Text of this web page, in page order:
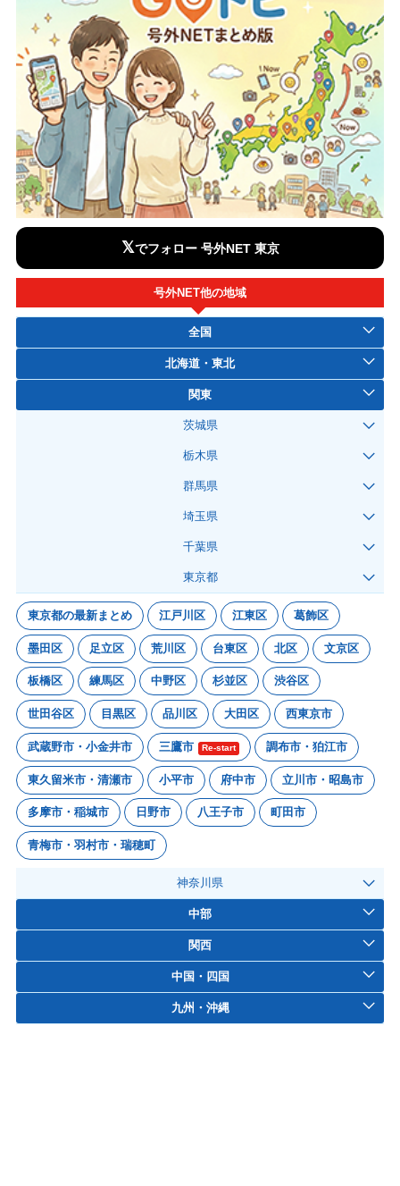
𝕏でフォロー 号外NET 東京
号外NET他の地域
全国
北海道・東北
関東
茨城県
栃木県
群馬県
埼玉県
千葉県
東京都
東京都の最新まとめ 江戸川区 江東区 葛飾区
墨田区 足立区 荒川区 台東区 北区 文京区
板橋区 練馬区 中野区 杉並区 渋谷区
世田谷区 目黒区 品川区 大田区 西東京市
武蔵野市・小金井市 三鷹市 Re-start 調布市・狛江市
東久留米市・清瀬市 小平市 府中市 立川市・昭島市
多摩市・稲城市 日野市 八王子市 町田市
青梅市・羽村市・瑞穂町
神奈川県
中部
関西
中国・四国
九州・沖縄